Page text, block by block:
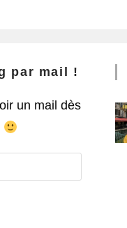
par mail !
un mail dès